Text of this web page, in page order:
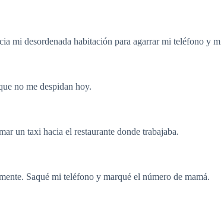
mi desordenada habitación para agarrar mi teléfono y
no me despidan hoy.
un taxi hacia el restaurante donde trabajaba.
Saqué mi teléfono y marqué el número de mamá.